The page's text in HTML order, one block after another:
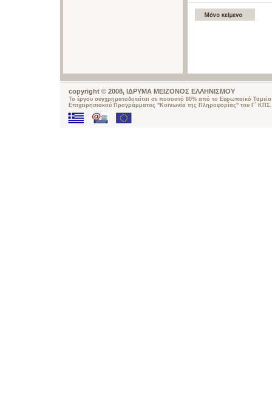
copyright © 2008, ΙΔΡΥΜΑ ΜΕΙΖΟΝΟΣ ΕΛΛΗΝΙΣΜΟΥ
Το έργου συγχρηματοδοτείται σε ποσοστό 80% από το Ευρωπαϊκό
Επιχειρησιακού Προγράμματος "Κοινωνία της Πληροφορίας" του Γ΄ ΚΠΣ.